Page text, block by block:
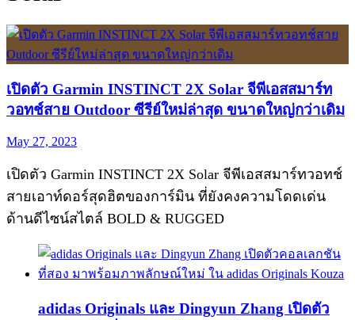
เปิดตัว Garmin INSTINCT 2X Solar จีพีเอสสมาร์ท
วอทช์สาย Outdoor ซีรีย์ใหม่ล่าสุด ขนาดใหญ่กว่าเดิม
May 27, 2023
เปิดตัว Garmin INSTINCT 2X Solar จีพีเอสสมาร์ทวอทช์
สายเอาท์ดอร์สุดฮิตของการ์มิน ที่ยังคงความโดดเด่น
ด้านดีไซน์สไตล์ BOLD & RUGGED
adidas Originals และ Dingyun Zhang เปิดตัว